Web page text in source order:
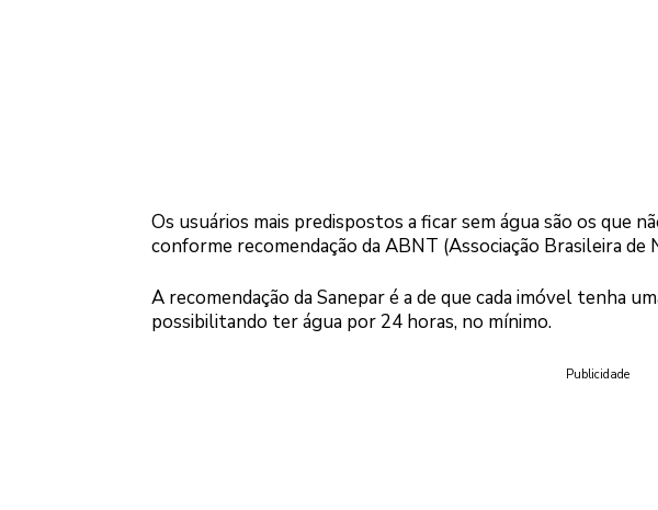
Os usuários mais predispostos a ficar sem água são os que
conforme recomendação da ABNT (Associação Brasileira de
A recomendação da Sanepar é a de que cada imóvel tenha
possibilitando ter água por 24 horas, no mínimo.
Publicidade